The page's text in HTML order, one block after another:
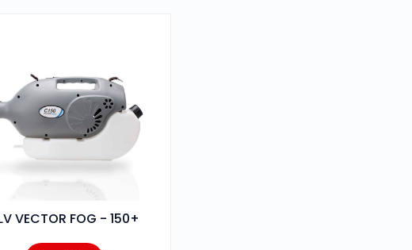
VECTOR FOG - 150+